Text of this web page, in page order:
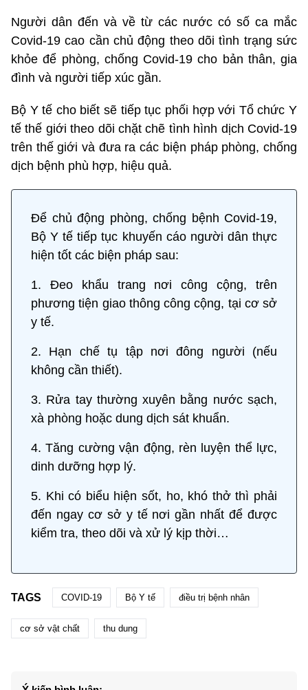
Người dân đến và về từ các nước có số ca mắc
Covid-19 cao cần chủ động theo dõi tình trạng sức
khỏe để phòng, chống Covid-19 cho bản thân, gia
đình và người tiếp xúc gần.
Bộ Y tế cho biết sẽ tiếp tục phối hợp với Tổ chức Y
tế thế giới theo dõi chặt chẽ tình hình dịch Covid-19
trên thế giới và đưa ra các biện pháp phòng, chống
dịch bệnh phù hợp, hiệu quả.
Để chủ động phòng, chống bệnh Covid-19,
Bộ Y tế tiếp tục khuyến cáo người dân thực
hiện tốt các biện pháp sau:
1. Đeo khẩu trang nơi công cộng, trên
phương tiện giao thông công cộng, tại cơ sở
y tế.
2. Hạn chế tụ tập nơi đông người (nếu
không cần thiết).
3. Rửa tay thường xuyên bằng nước sạch,
xà phòng hoặc dung dịch sát khuẩn.
4. Tăng cường vận động, rèn luyện thể lực,
dinh dưỡng hợp lý.
5. Khi có biểu hiện sốt, ho, khó thở thì phải
đến ngay cơ sở y tế nơi gần nhất để được
kiểm tra, theo dõi và xử lý kịp thời…
TAGS COVID-19 Bộ Y tế điều trị bệnh nhân
cơ sở vật chất thu dung